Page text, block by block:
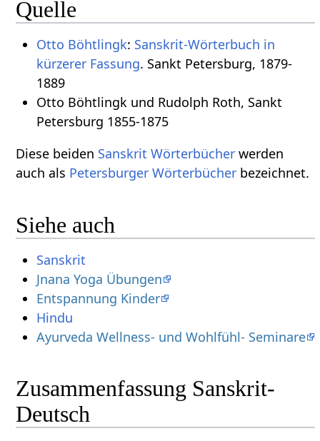
Quelle
Otto Böhtlingk: Sanskrit-Wörterbuch in
kürzerer Fassung. Sankt Petersburg, 1879-
1889
Otto Böhtlingk und Rudolph Roth, Sankt
Petersburg 1855-1875
Diese beiden Sanskrit Wörterbücher werden
auch als Petersburger Wörterbücher bezeichnet.
Siehe auch
Sanskrit
Jnana Yoga Übungen
Entspannung Kinder
Hindu
Ayurveda Wellness- und Wohlfühl- Seminare
Zusammenfassung Sanskrit-
Deutsch